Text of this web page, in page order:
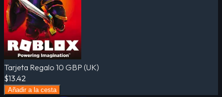
Tarjeta Regalo 10 GBP (UK)
$13.42
Añadir a la cesta